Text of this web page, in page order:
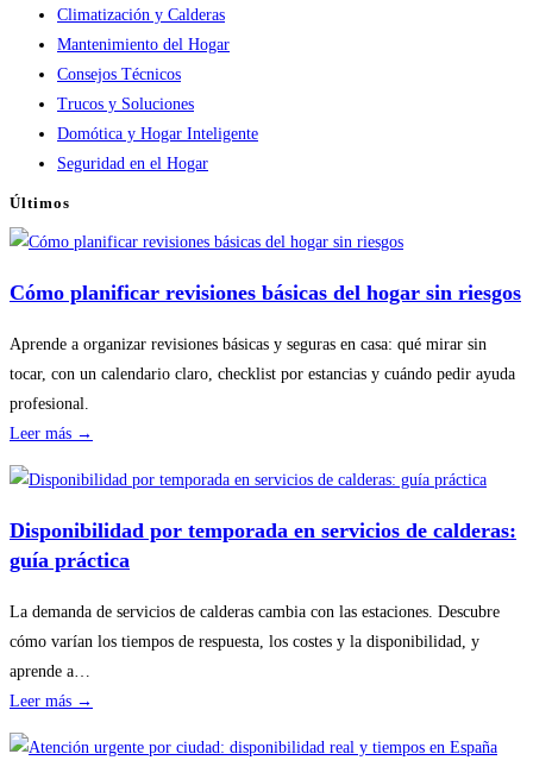
Climatización y Calderas
Mantenimiento del Hogar
Consejos Técnicos
Trucos y Soluciones
Domótica y Hogar Inteligente
Seguridad en el Hogar
Últimos
Cómo planificar revisiones básicas del hogar sin riesgos
Aprende a organizar revisiones básicas y seguras en casa: qué mirar sin
tocar, con un calendario claro, checklist por estancias y cuándo pedir ayuda
profesional.
Leer más →
planificar
revisiones
básicas
hogar
sin
Disponibilidad por temporada en servicios de calderas:
guía práctica
La demanda de servicios de calderas cambia con las estaciones. Descubre
cómo varían los tiempos de respuesta, los costes y la disponibilidad, y
aprende a…
Leer más →
por